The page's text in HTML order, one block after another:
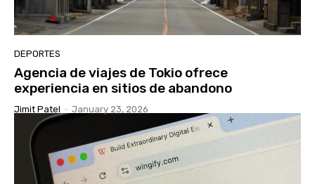
DEPORTES
Agencia de viajes de Tokio ofrece
experiencia en sitios de abandono
Jimit Patel - January 23, 2026